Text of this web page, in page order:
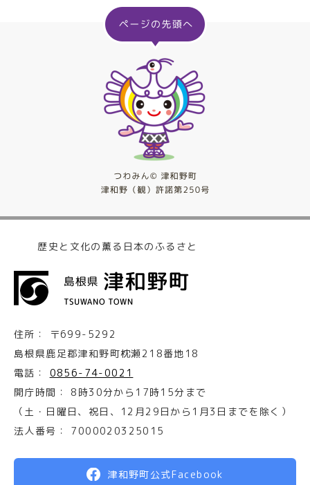
歴史と文化の薫る日本のふるさと
住所：
〒699-5292
島根県鹿足郡津和野町枕瀬218番地18
電話：
0856-74-0021
開庁時間：
8時30分から17時15分まで
（土・日曜日、祝日、12月29日から1月3日までを除く）
法人番号：
7000020325015
津和野町公式Facebook